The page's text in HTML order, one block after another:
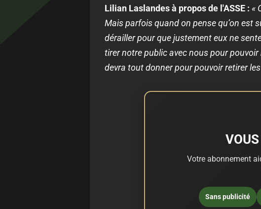
Lilian Laslandes à propos de l'ASSE : «
Mais parfois quand on pense qu’on est
dérailler pour que justement eux ne
tirer notre public avec nous pour
devra tout donner pour pouvoir retirer
Votre abonnement
Sans publicité